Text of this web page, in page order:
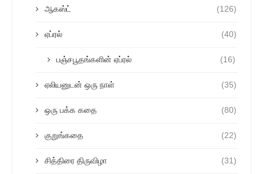
ஆகஸ்ட் (126)
ஏப்ரல் (40)
பஞ்சபூதங்களின் ஏப்ரல் (16)
ஏலியனுடன் ஒரு நாள் (35)
ஒரு பக்க கதை (80)
குறுங்கதை (22)
சித்திரை திருவிழா (31)